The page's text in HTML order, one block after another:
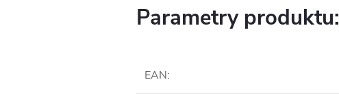
Parametry produktu:
EAN: